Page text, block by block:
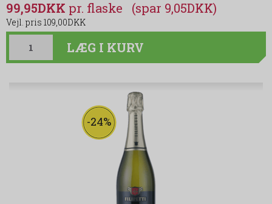
99,95DKK
109,00DKK
(spar 9,05DKK)
LÆG I KURV
-24%